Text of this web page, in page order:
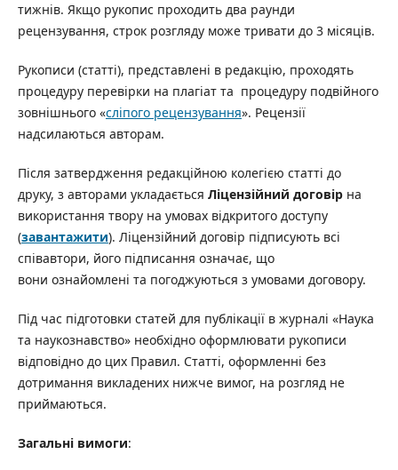
тижнів. Якщо рукопис проходить два раунди
рецензування, строк розгляду може тривати до 3 місяців.
Рукописи (статті), представлені в редакцію, проходять
процедуру перевірки на плагіат та процедуру подвійного
зовнішнього «сліпого рецензування». Рецензії
надсилаються авторам.
Після затвердження редакційною колегією статті до
друку, з авторами укладається Ліцензійний договір на
використання твору на умовах відкритого доступу
(завантажити). Ліцензійний договір підписують всі
співавтори, його підписання означає, що
вони ознайомлені та погоджуються з умовами договору.
Під час підготовки статей для публікації в журналі «Наука
та наукознавство» необхідно оформлювати рукописи
відповідно до цих Правил. Статті, оформленні без
дотримання викладених нижче вимог, на розгляд не
приймаються.
Загальні вимоги: